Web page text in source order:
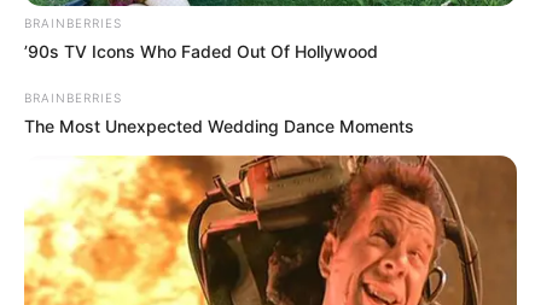
BRAINBERRIES
’90s TV Icons Who Faded Out Of Hollywood
BRAINBERRIES
The Most Unexpected Wedding Dance Moments